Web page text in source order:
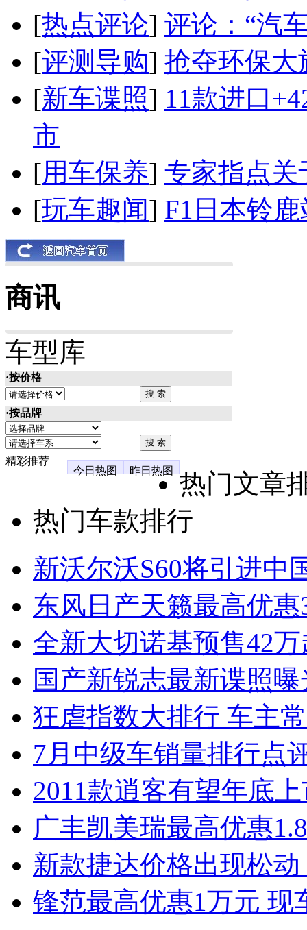
[热点评论] 评论：“汽
[评测导购] 抢夺环保大
[新车谍照] 11款进口
市
[用车保养] 专家指点关
[玩车趣闻] F1日本铃
商讯
车型库
·按价格
·按品牌
精彩推荐
今日热图
昨日热图
热门文章
热门车款排行
新沃尔沃S60将引进中
东风日产天籁最高优
全新大切诺基预售42
国产新锐志最新谍照
狂虐指数大排行 车主
7月中级车销量排行点
2011款逍客有望年底
广丰凯美瑞最高优惠
新款捷达价格出现松
锋范最高优惠1万元 现